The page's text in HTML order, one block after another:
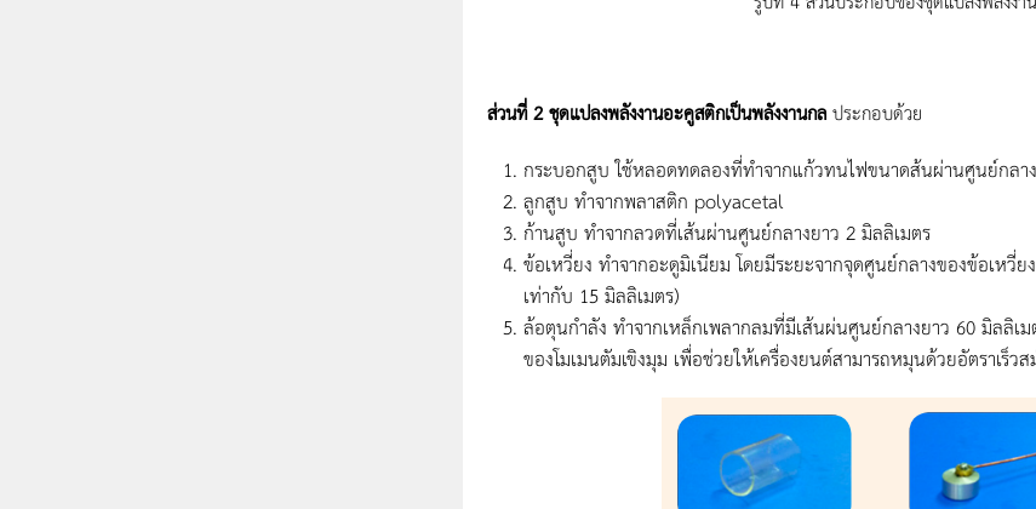
ส่วนที่ 2 ชุดแปลงพลังงานอะคูสติกเป็นพลังงานกล ประกอบด้วย
กระบอกสูบ ใช้หลอดทดลองที่ทำจากแก้วทนไฟขนาดส้นผ่านศูนย์กลา
ลูกสูบ ทำจากพลาสติก polyacetal
ก้านสูบ ทำจากลวดที่เส้นผ่านศูนย์กลางยาว 2 มิลลิเมตร
ข้อเหวี่ยง ทำจากอะดูมิเนียม โดยมีระยะจากจุดศูนย์กลางของข้อเห
เท่ากับ 15 มิลลิเมตร)
ล้อตุนกำลัง ทำจากเหล็กเพลากลมที่มีเส้นผ่นศูนย์กลางยาว 60 มิลลิ
ของโมเมนตัมเขิงมุม เพื่อช่วยให้เครื่องยนต์สามารถหมุนด้วยอัตราเร็วส